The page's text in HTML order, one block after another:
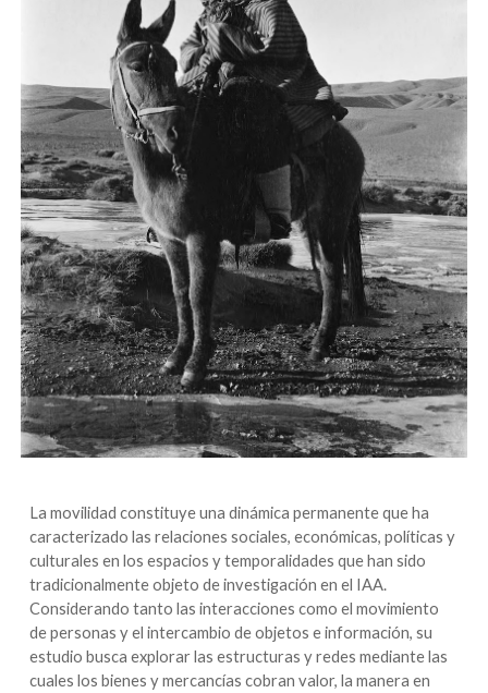
La movilidad constituye una dinámica permanente que ha
caracterizado las relaciones sociales, económicas, políticas y
culturales en los espacios y temporalidades que han sido
tradicionalmente objeto de investigación en el IAA.
Considerando tanto las interacciones como el movimiento
de personas y el intercambio de objetos e información, su
estudio busca explorar las estructuras y redes mediante las
cuales los bienes y mercancías cobran valor, la manera en